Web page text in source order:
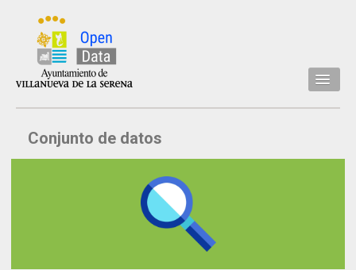
Inicio
Datos
Conjunto de datos